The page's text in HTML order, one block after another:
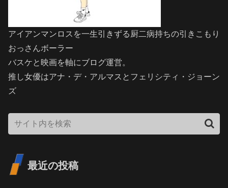
アイアンマンロスを一生引きずる厨二病持ちの引きこもり
おっさんボーラー
バスケと映画を軸にブログ運営。
推し女優はアナ・デ・アルマスとフェリシティ・ジョーン
ズ
最近の投稿